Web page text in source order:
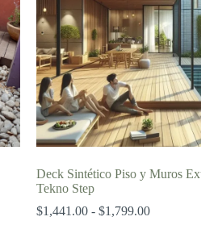
Deck Sintético Piso y Muros
Tekno Step
$1,441.00 - $1,799.00Rango